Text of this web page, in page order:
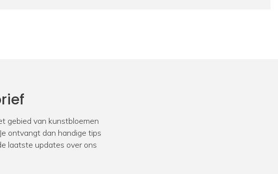
hebben we veel ervaring in het opleveren van
klanten. Ook werken we vaak samen met interieurstylisten en
Ben jij op zoek naar aankleding met kunstbeplanting voor een
gebied van kunstbloemen
ontvangt dan handige tips
laatste updates over ons